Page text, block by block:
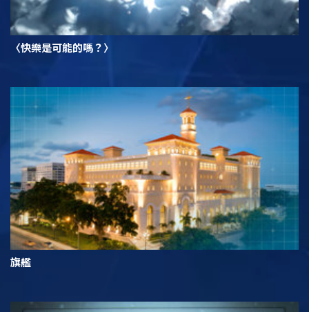
〈快樂是可能的嗎？〉
旗艦